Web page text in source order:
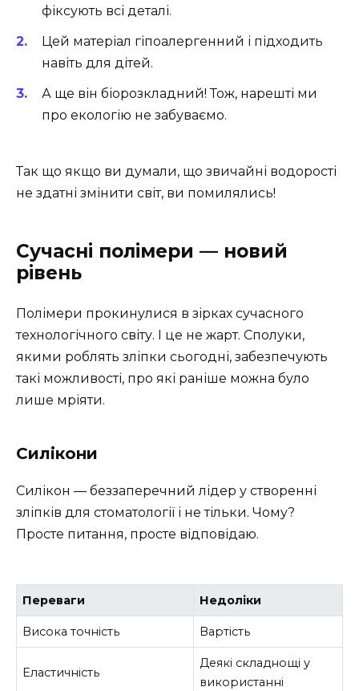
фіксують всі деталі.
Цей матеріал гіпоалергенний і підходить
навіть для дітей.
А ще він біорозкладний! Тож, нарешті ми
про екологію не забуваємо.
Так що якщо ви думали, що звичайні водорості
не здатні змінити світ, ви помилялись!
Сучасні полімери — новий
рівень
Полімери прокинулися в зірках сучасного
технологічного світу. І це не жарт. Сполуки,
якими роблять зліпки сьогодні, забезпечують
такі можливості, про які раніше можна було
лише мріяти.
Силікони
Силікон — беззаперечний лідер у створенні
зліпків для стоматології і не тільки. Чому?
Просте питання, просте відповідаю.
Переваги Недоліки
Висока точність Вартість
Еластичність
Деякі складнощі у
використанні